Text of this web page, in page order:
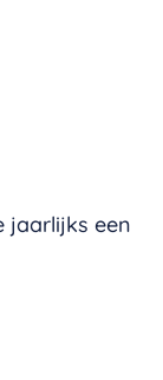
jaarlijks een